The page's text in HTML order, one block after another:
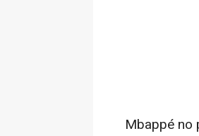
Mbappé no